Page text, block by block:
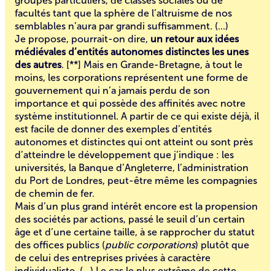
facultés tant que la sphère de l’altruisme de nos
semblables n’aura par grandi suffisamment. (...)
Je propose, pourrait-on dire, un retour aux idées
médiévales d’entités autonomes distinctes les unes
des autres. [**] Mais en Grande-Bretagne, à tout le
moins, les corporations représentent une forme de
gouvernement qui n’a jamais perdu de son
importance et qui possède des affinités avec notre
système institutionnel. A partir de ce qui existe déjà, il
est facile de donner des exemples d’entités
autonomes et distinctes qui ont atteint ou sont près
d’atteindre le développement que j’indique : les
universités, la Banque d’Angleterre, l’administration
du Port de Londres, peut-être même les compagnies
de chemin de fer.
Mais d’un plus grand intérêt encore est la propension
des sociétés par actions, passé le seuil d’un certain
âge et d’une certaine taille, à se rapprocher du statut
des offices publics (public corporations) plutôt que
de celui des entreprises privées à caractère